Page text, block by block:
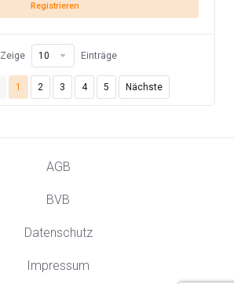
Registrieren
1 2 3 4 5 Nächste
Zeige Einträge
AGB
BVB
Datenschutz
Impressum